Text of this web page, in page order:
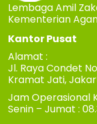
Lembaga Amil
Kementerian
Kantor Pusat
Alamat :
Jl. Raya Condet
Kramat Jati,
Jam Operasional
Senin – Jumat :